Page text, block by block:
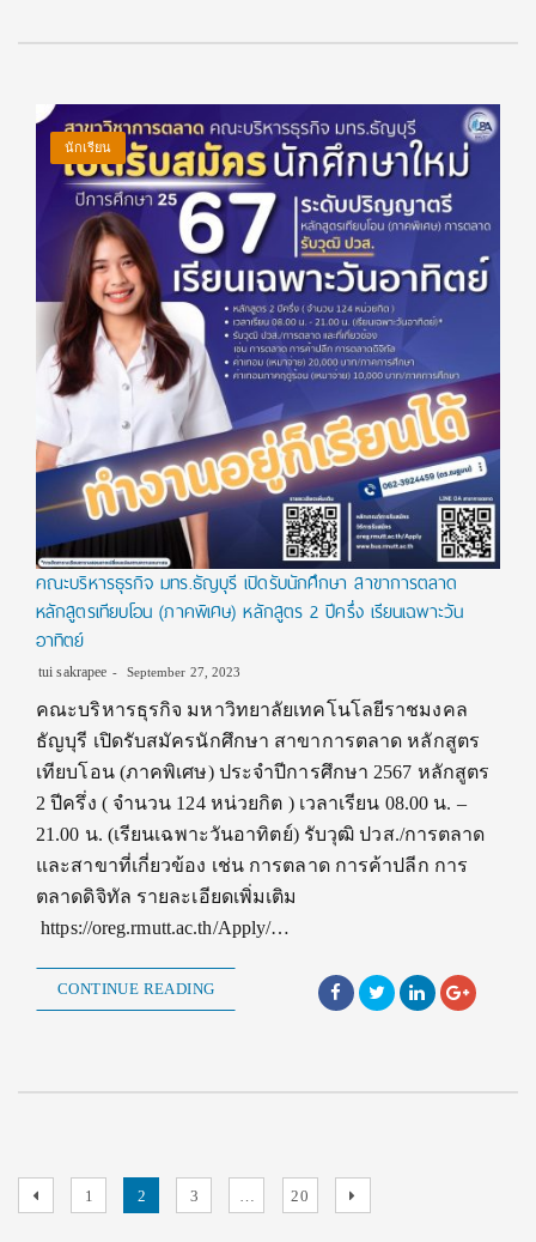
นักเรียน
คณะบริหารธุรกิจ มทร.ธัญบุรี เปิดรับนักศึกษา สาขาการตลาด
หลักสูตรเทียบโอน (ภาคพิเศษ) หลักสูตร 2 ปีครึ่ง เรียนเฉพาะวัน
อาทิตย์
tui sakrapee September 27, 2023
คณะบริหารธุรกิจ มหาวิทยาลัยเทคโนโลยีราชมงคล
ธัญบุรี เปิดรับสมัครนักศึกษา สาขาการตลาด หลักสูตร
เทียบโอน (ภาคพิเศษ) ประจำปีการศึกษา 2567 หลักสูตร
2 ปีครึ่ง ( จำนวน 124 หน่วยกิต ) เวลาเรียน 08.00 น. –
21.00 น. (เรียนเฉพาะวันอาทิตย์) รับวุฒิ ปวส./การตลาด
และสาขาที่เกี่ยวข้อง เช่น การตลาด การค้าปลีก การ
ตลาดดิจิทัล รายละเอียดเพิ่มเติม
https://oreg.rmutt.ac.th/Apply/…
CONTINUE READING
Posts
PreviousPage
1 Page
2 Page
3 Page
20